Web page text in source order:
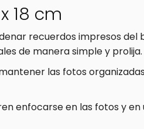
18 cm
recuerdos impresos del
de manera simple y prolija.
las fotos
enfocarse en las fotos y